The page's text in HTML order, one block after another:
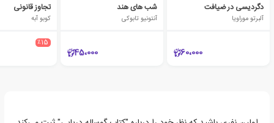
دگردیسی در ضیافت
آلبرتو موراویا
60،000
شب های هند
آنتونیو تابوکی
45،000
تجاوز قانونی
کوبو آبه
٪15